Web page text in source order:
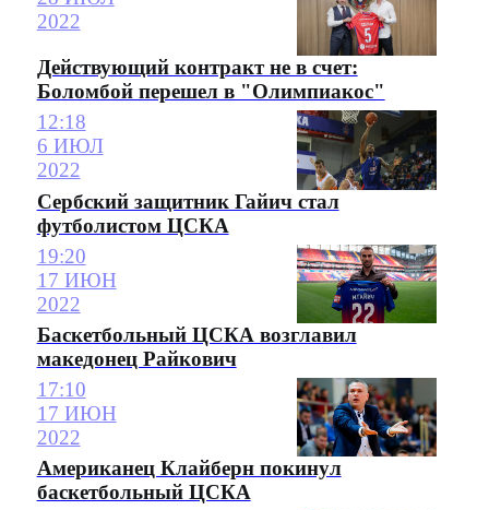
2022
Действующий контракт не в счет:
Боломбой перешел в "Олимпиакос"
12:18
6 ИЮЛ
2022
Сербский защитник Гайич стал
футболистом ЦСКА
19:20
17 ИЮН
2022
Баскетбольный ЦСКА возглавил
македонец Райкович
17:10
17 ИЮН
2022
Американец Клайберн покинул
баскетбольный ЦСКА